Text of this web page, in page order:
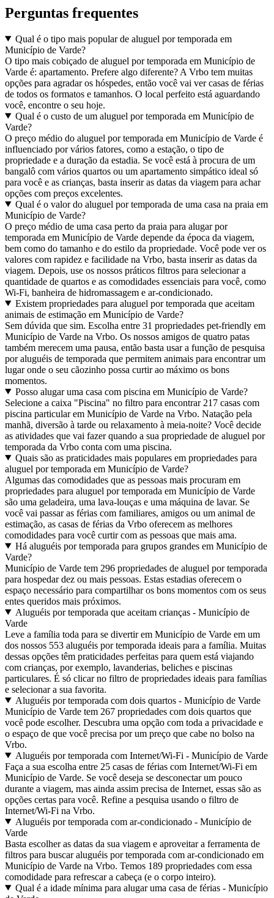
Perguntas frequentes
Qual é o tipo mais popular de aluguel por temporada em
Município de Varde?
O tipo mais cobiçado de aluguel por temporada em Município de
Varde é: apartamento. Prefere algo diferente? A Vrbo tem muitas
opções para agradar os hóspedes, então você vai ver casas de férias
de todos os formatos e tamanhos. O local perfeito está aguardando
você, encontre o seu hoje.
Qual é o custo de um aluguel por temporada em Município de
Varde?
O preço médio do aluguel por temporada em Município de Varde é
influenciado por vários fatores, como a estação, o tipo de
propriedade e a duração da estadia. Se você está à procura de um
bangalô com vários quartos ou um apartamento simpático ideal só
para você e as crianças, basta inserir as datas da viagem para achar
opções com preços excelentes.
Qual é o valor do aluguel por temporada de uma casa na praia em
Município de Varde?
O preço médio de uma casa perto da praia para alugar por
temporada em Município de Varde depende da época da viagem,
bem como do tamanho e do estilo da propriedade. Você pode ver os
valores com rapidez e facilidade na Vrbo, basta inserir as datas da
viagem. Depois, use os nossos práticos filtros para selecionar a
quantidade de quartos e as comodidades essenciais para você, como
Wi-Fi, banheira de hidromassagem e ar-condicionado.
Existem propriedades para aluguel por temporada que aceitam
animais de estimação em Município de Varde?
Sem dúvida que sim. Escolha entre 31 propriedades pet-friendly em
Município de Varde na Vrbo. Os nossos amigos de quatro patas
também merecem uma pausa, então basta usar a função de pesquisa
por aluguéis de temporada que permitem animais para encontrar um
lugar onde o seu cãozinho possa curtir ao máximo os bons
momentos.
Posso alugar uma casa com piscina em Município de Varde?
Selecione a caixa "Piscina" no filtro para encontrar 217 casas com
piscina particular em Município de Varde na Vrbo. Natação pela
manhã, diversão à tarde ou relaxamento à meia-noite? Você decide
as atividades que vai fazer quando a sua propriedade de aluguel por
temporada da Vrbo conta com uma piscina.
Quais são as praticidades mais populares em propriedades para
aluguel por temporada em Município de Varde?
Algumas das comodidades que as pessoas mais procuram em
propriedades para aluguel por temporada em Município de Varde
são uma geladeira, uma lava-louças e uma máquina de lavar. Se
você vai passar as férias com familiares, amigos ou um animal de
estimação, as casas de férias da Vrbo oferecem as melhores
comodidades para você curtir com as pessoas que mais ama.
Há aluguéis por temporada para grupos grandes em Município de
Varde?
Município de Varde tem 296 propriedades de aluguel por temporada
para hospedar dez ou mais pessoas. Estas estadias oferecem o
espaço necessário para compartilhar os bons momentos com os seus
entes queridos mais próximos.
Aluguéis por temporada que aceitam crianças - Município de
Varde
Leve a família toda para se divertir em Município de Varde em um
dos nossos 553 aluguéis por temporada ideais para a família. Muitas
dessas opções têm praticidades perfeitas para quem está viajando
com crianças, por exemplo, lavanderias, beliches e piscinas
particulares. É só clicar no filtro de propriedades ideais para famílias
e selecionar a sua favorita.
Aluguéis por temporada com dois quartos - Município de Varde
Município de Varde tem 267 propriedades com dois quartos que
você pode escolher. Descubra uma opção com toda a privacidade e
o espaço de que você precisa por um preço que cabe no bolso na
Vrbo.
Aluguéis por temporada com Internet/Wi-Fi - Município de Varde
Faça a sua escolha entre 25 casas de férias com Internet/Wi-Fi em
Município de Varde. Se você deseja se desconectar um pouco
durante a viagem, mas ainda assim precisa de Internet, essas são as
opções certas para você. Refine a pesquisa usando o filtro de
Internet/Wi-Fi na Vrbo.
Aluguéis por temporada com ar-condicionado - Município de
Varde
Basta escolher as datas da sua viagem e aproveitar a ferramenta de
filtros para buscar aluguéis por temporada com ar-condicionado em
Município de Varde na Vrbo. Temos 189 propriedades com essa
comodidade para refrescar a cabeça (e o corpo inteiro).
Qual é a idade mínima para alugar uma casa de férias - Município